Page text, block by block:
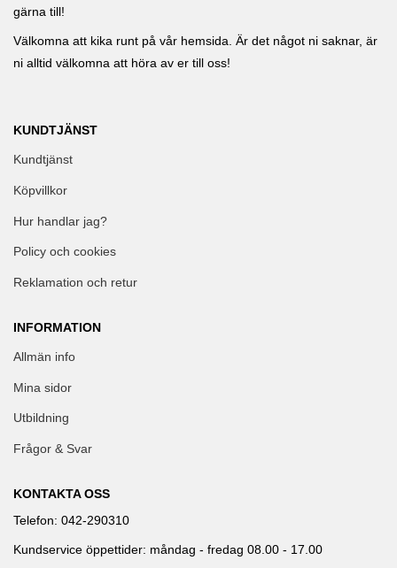
gärna till!
Välkomna att kika runt på vår hemsida. Är det något ni saknar, är
ni alltid välkomna att höra av er till oss!
KUNDTJÄNST
Kundtjänst
Köpvillkor
Hur handlar jag?
Policy och cookies
Reklamation och retur
INFORMATION
Allmän info
Mina sidor
Utbildning
Frågor & Svar
KONTAKTA OSS
Telefon: 042-290310
Kundservice öppettider: måndag - fredag 08.00 - 17.00